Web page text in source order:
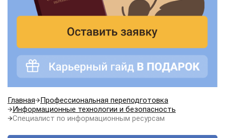
Главная
Профессиональная переподготовка
Информационные технологии и безопасность
Специалист по информационным ресурсам